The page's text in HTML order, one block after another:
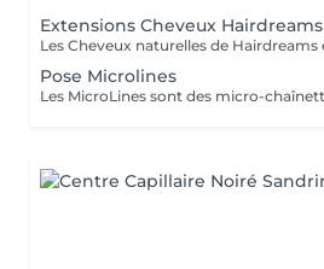
Extensions Cheveux Hairdreams
Pose Microlines